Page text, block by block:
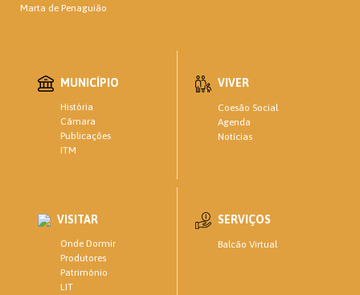
Marta de Penaguião
MUNICÍPIO
História
Câmara
Publicações
ITM
VIVER
Coesão Social
Agenda
Notícias
VISITAR
Onde Dormir
Produtores
Património
LIT
SERVIÇOS
Balcão Virtual